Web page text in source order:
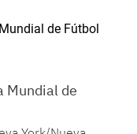
Mundial de